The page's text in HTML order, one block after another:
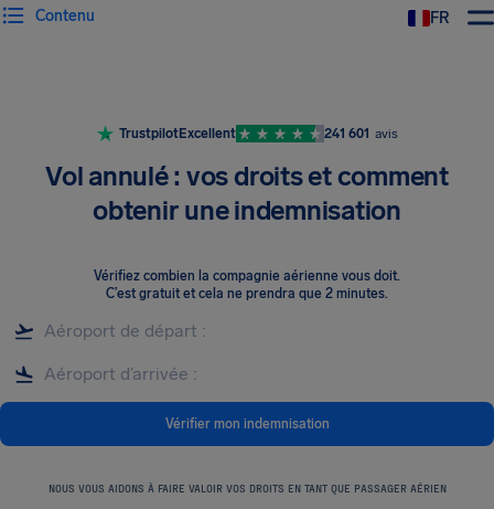
FR
Contenu
TrustpilotExcellent 241 601 avis
Vol annulé : vos droits et comment
obtenir une indemnisation
Vérifiez combien la compagnie aérienne vous doit.
C’est gratuit et cela ne prendra que 2 minutes.
Vérifier mon indemnisation
NOUS VOUS AIDONS À FAIRE VALOIR VOS DROITS EN TANT QUE PASSAGER AÉRIEN